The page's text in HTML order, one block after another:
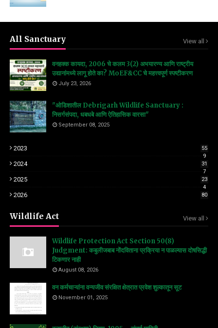
All Sanctuary View all
वनहक्क कायदा, 2006 चे कलम 3(2) अभयारण्य आणि राष्ट्रीय
उद्यानांमध्ये लागू होते का? MoEF&CC चे महत्त्वपूर्ण स्पष्टीकरण
July 23, 2026
"ओडिशातील Debrigarh Wildlife Sanctuary :
निसर्गसंपदा, धबधबे आणि ऐतिहासिक वारसा"
September 08, 2025
2023
55
9
2024
31
7
2025
23
4
2026 80
Wildlife Act View all
Wildlife Protection Act Section 50(8)
Judgment: कबुलीजबाब नोंदविताना प्रक्रिया न पाळल्यास दोषसिद्धी
टिकणार नाही
August 08, 2026
वन कर्मचाऱ्यांना वन्यजीव संरक्षित क्षेत्रात प्रवेश शुल्कातून सूट
November 01, 2025